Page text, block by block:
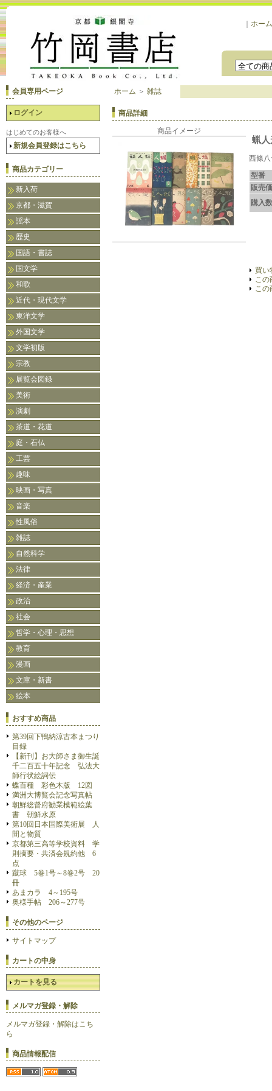
ホーム
会員専用ページ
ログイン
はじめてのお客様へ
新規会員登録はこちら
商品カテゴリー
新入荷
京都・滋賀
謡本
歴史
国語・書誌
国文学
和歌
近代・現代文学
東洋文学
外国文学
文学初版
宗教
展覧会図録
美術
演劇
茶道・花道
庭・石仏
工芸
趣味
映画・写真
音楽
性風俗
雑誌
自然科学
法律
経済・産業
政治
社会
哲学・心理・思想
教育
漫画
文庫・新書
絵本
おすすめ商品
第39回下鴨納涼古本まつり
目録
【新刊】お大師さま御生誕
千二百五十年記念 弘法大
師行状絵詞伝
蝶百種 彩色木版 12図
満洲大博覧会記念写真帖
朝鮮総督府勧業模範絵葉
書 朝鮮水原
第10回日本国際美術展 人
間と物質
京都第三高等学校資料 学
則摘要・共済会規約他 6
点
蹴球 5巻1号～8巻2号 20
冊
あまカラ 4～195号
奥様手帖 206～277号
その他のページ
サイトマップ
カートの中身
カートを見る
メルマガ登録・解除
メルマガ登録・解除はこち
ら
商品情報配信
ホーム ＞ 雑誌
商品詳細
商品イメージ
蝋
西條
型番
販売
購入数
買い
この
この